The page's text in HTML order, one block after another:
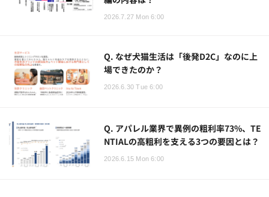
2026.7.27 Mon 6:00
Q. なぜ犬猫生活は「後発D2C」なのに上
場できたのか？
2026.6.30 Tue 6:00
Q. アパレル業界で異例の粗利率73%、TE
NTIALの高粗利を支える3つの要因とは？
2026.6.15 Mon 6:00